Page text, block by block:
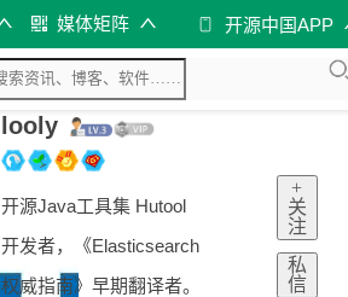
媒体矩阵 开源中国APP
looly
开源Java工具集 Hutool
开发者，《Elasticsearch
权威指南》早期翻译者。
+
关
注
私
信